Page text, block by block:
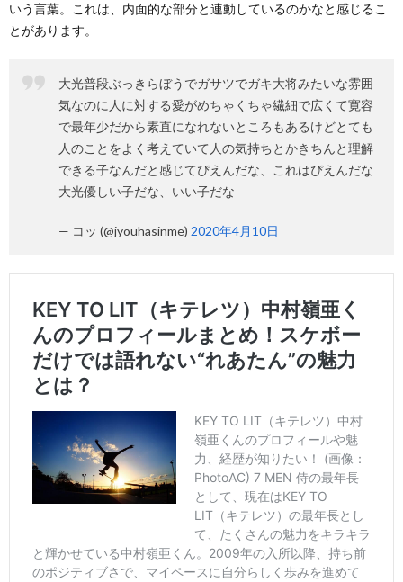
いう言葉。これは、内面的な部分と連動しているのかなと感じるこ
とがあります。
大光普段ぶっきらぼうでガサツでガキ大将みたいな雰囲
気なのに人に対する愛がめちゃくちゃ繊細で広くて寛容
で最年少だから素直になれないところもあるけどとても
人のことをよく考えていて人の気持ちとかきちんと理解
できる子なんだと感じてぴえんだな、これはぴえんだな
大光優しい子だな、いい子だな
— コッ (@jyouhasinme) 2020年4月10日